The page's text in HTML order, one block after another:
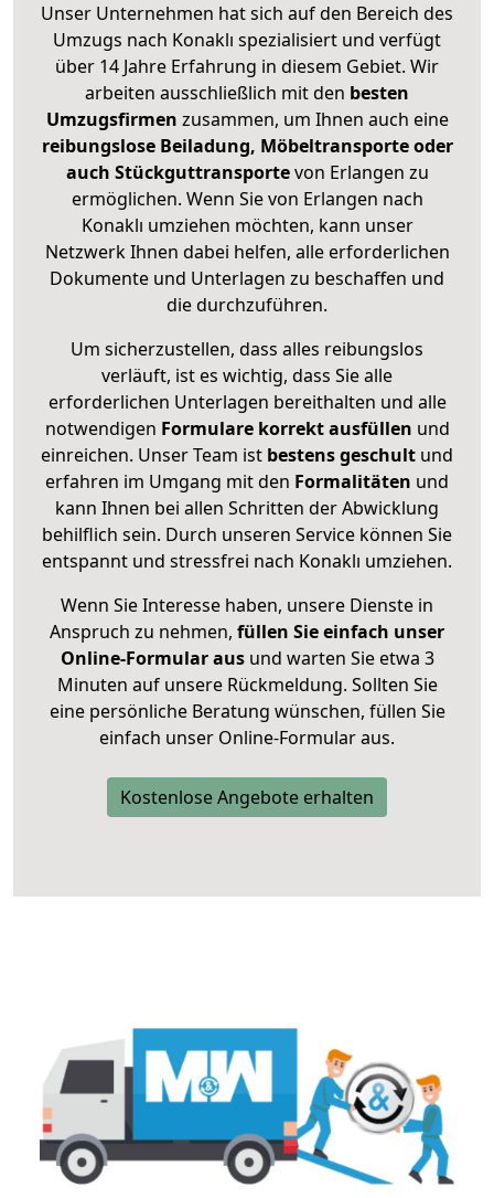
Unser Unternehmen hat sich auf den Bereich des
Umzugs nach Konaklı spezialisiert und verfügt
über 14 Jahre Erfahrung in diesem Gebiet. Wir
arbeiten ausschließlich mit den besten
Umzugsfirmen zusammen, um Ihnen auch eine
reibungslose Beiladung, Möbeltransporte oder
auch Stückguttransportevon Erlangen zu
ermöglichen. Wenn Sie von Erlangen nach
Konaklı umziehen möchten, kann unser
Netzwerk Ihnen dabei helfen, alle erforderlichen
Dokumente und Unterlagen zu beschaffen und
die durchzuführen.
Um sicherzustellen, dass alles reibungslos
verläuft, ist es wichtig, dass Sie alle
erforderlichen Unterlagen bereithalten und alle
notwendigen Formulare korrekt ausfüllen und
einreichen. Unser Team ist bestens geschult und
erfahren im Umgang mit den Formalitäten und
kann Ihnen bei allen Schritten der Abwicklung
behilflich sein. Durch unseren Service können Sie
entspannt und stressfrei nach Konaklı umziehen.
Wenn Sie Interesse haben, unsere Dienste in
Anspruch zu nehmen, füllen Sie einfach unser
Online-Formular ausund warten Sie etwa 3
Minuten auf unsere Rückmeldung. Sollten Sie
eine persönliche Beratung wünschen, füllen Sie
einfach unser Online-Formular aus.
Kostenlose Angebote erhalten